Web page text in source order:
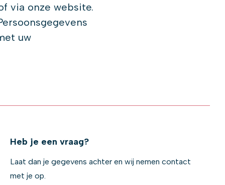
via onze website.
uw
Heb je een vraag?
Laat dan je gegevens achter en wij nemen contact
met je op.